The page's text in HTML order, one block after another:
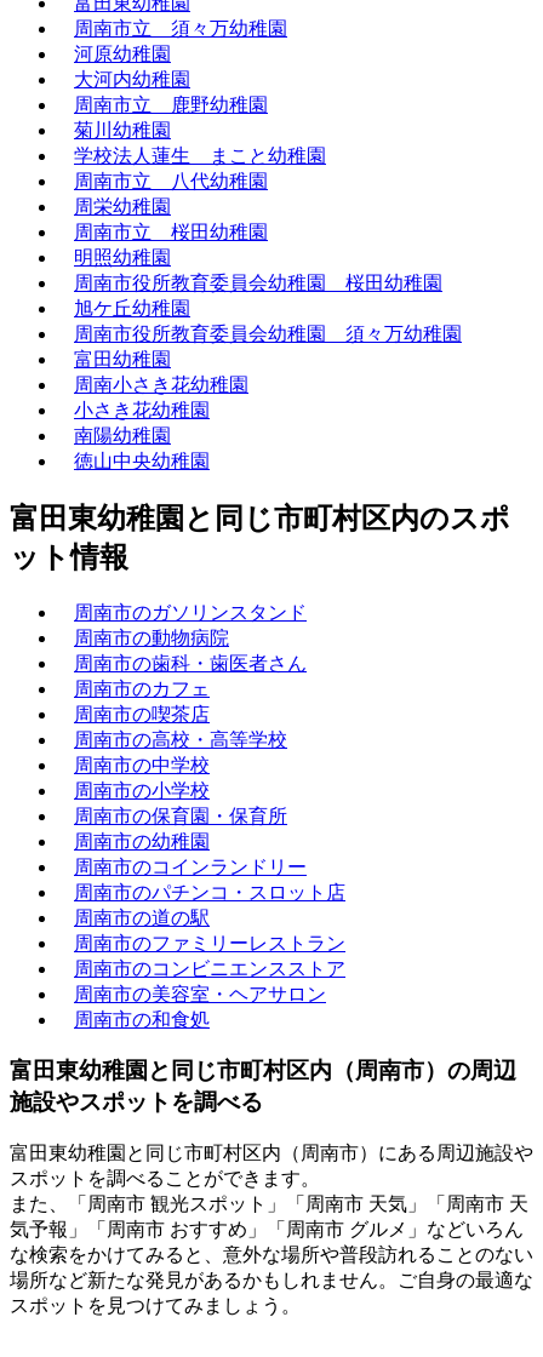
周南市立 須々万幼稚園
河原幼稚園
大河内幼稚園
周南市立 鹿野幼稚園
菊川幼稚園
学校法人蓮生 まこと幼稚園
周南市立 八代幼稚園
周栄幼稚園
周南市立 桜田幼稚園
明照幼稚園
周南市役所教育委員会幼稚園 桜田幼稚園
旭ケ丘幼稚園
周南市役所教育委員会幼稚園 須々万幼稚園
富田幼稚園
周南小さき花幼稚園
小さき花幼稚園
南陽幼稚園
徳山中央幼稚園
富田東幼稚園と同じ市町村区内のスポ
ット情報
周南市のガソリンスタンド
周南市の動物病院
周南市の歯科・歯医者さん
周南市のカフェ
周南市の喫茶店
周南市の高校・高等学校
周南市の中学校
周南市の小学校
周南市の保育園・保育所
周南市の幼稚園
周南市のコインランドリー
周南市のパチンコ・スロット店
周南市の道の駅
周南市のファミリーレストラン
周南市のコンビニエンスストア
周南市の美容室・ヘアサロン
周南市の和食処
富田東幼稚園と同じ市町村区内（周南市）の周辺
施設やスポットを調べる
富田東幼稚園と同じ市町村区内（周南市）にある周辺施設や
スポットを調べることができます。
また、「周南市 観光スポット」「周南市 天気」「周南市 天
気予報」「周南市 おすすめ」「周南市 グルメ」などいろん
な検索をかけてみると、意外な場所や普段訪れることのない
場所など新たな発見があるかもしれません。ご自身の最適な
スポットを見つけてみましょう。